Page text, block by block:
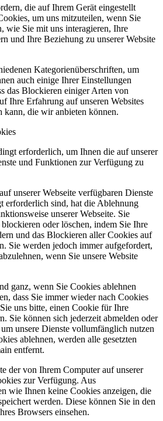
die auf Ihrem Gerät eingestellt
um uns mitzuteilen, wenn Sie
wie Sie mit uns interagieren, Ihre
und Ihre Beziehung zu unserer Website
Kategorienüberschriften, um
auch einige Ihrer Einstellungen
das Blockieren einiger Arten von
Ihre Erfahrung auf unseren Websites
kann, die wir anbieten können.
erforderlich, um Ihnen die auf unserer
und Funktionen zur Verfügung zu
unserer Webseite verfügbaren Dienste
erforderlich sind, hat die Ablehnung
unserer Webseite. Sie
oder löschen, indem Sie Ihre
und das Blockieren aller Cookies auf
Sie werden jedoch immer aufgefordert,
wenn Sie unsere Website
ganz, wenn Sie Cookies ablehnen
dass Sie immer wieder nach Cookies
uns bitte, einen Cookie für Ihre
Sie können sich jederzeit abmelden oder
unsere Dienste vollumfänglich nutzen
ablehnen, werden alle gesetzten
entfernt.
der von Ihrem Computer auf unserer
zur Verfügung. Aus
wie Ihnen keine Cookies anzeigen, die
werden. Diese können Sie in den
Browsers einsehen.